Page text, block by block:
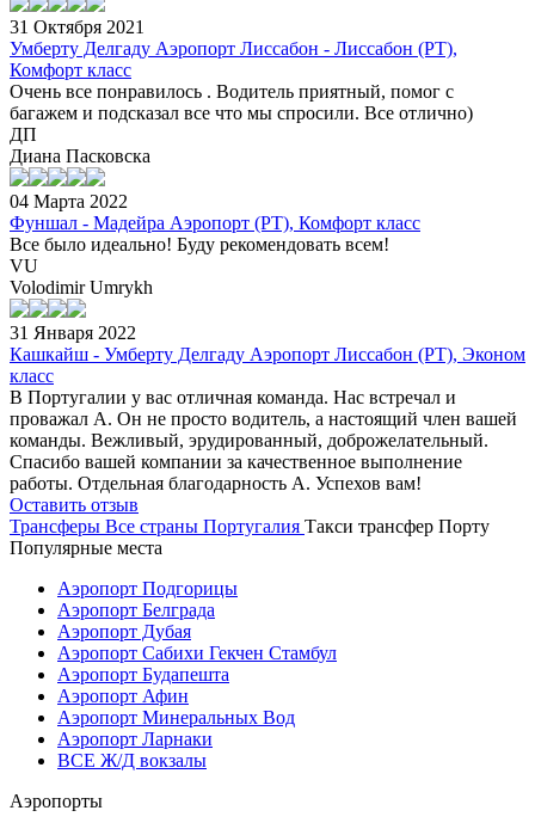
31 Октября 2021
Умберту Делгаду Аэропорт Лиссабон - Лиссабон (PT),
Комфорт класс
Очень все понравилось . Водитель приятный, помог с
багажем и подсказал все что мы спросили. Все отлично)
ДП
Диана Пасковска
04 Марта 2022
Фуншал - Мадейра Аэропорт (PT), Комфорт класс
Все было идеально! Буду рекомендовать всем!
VU
Volodimir Umrykh
31 Января 2022
Кашкайш - Умберту Делгаду Аэропорт Лиссабон (PT), Эконом
класс
В Португалии у вас отличная команда. Нас встречал и
проважал А. Он не просто водитель, а настоящий член вашей
команды. Вежливый, эрудированный, доброжелательный.
Спасибо вашей компании за качественное выполнение
работы. Отдельная благодарность А. Успехов вам!
Оставить отзыв
Трансферы Все страны Португалия Такси трансфер Порту
Популярные места
Аэропорт Подгорицы
Аэропорт Белграда
Аэропорт Дубая
Аэропорт Сабихи Гекчен Стамбул
Аэропорт Будапешта
Аэропорт Афин
Аэропорт Минеральных Вод
Аэропорт Ларнаки
ВСЕ Ж/Д вокзалы
Аэропорты